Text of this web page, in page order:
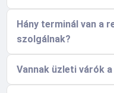
Hány terminál van a
szolgálnak?
Vannak üzleti várók